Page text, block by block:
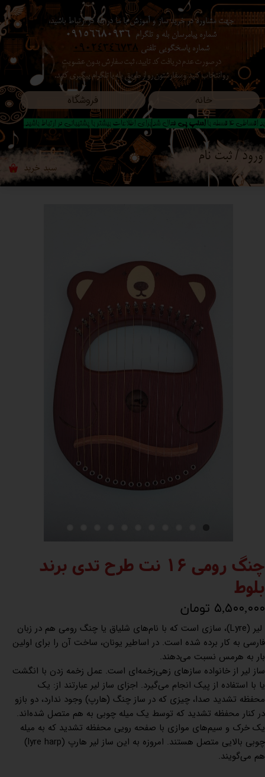
خانه فروشگاه
جهت مشاوره در خرید ساز و آموزش با ما در بله در ارتباط باشید،
شماره پیامرسان بله و تلگرام 09156680936
شماره پاسخگویی تلفنی 09024346738
در صورت عدم دریافت کد تایید ، ثبت سفارش بدون عضویت
رو انتخاب کنید ​​​​​​​ و سفارشتون رو از طریق بله یا تلگرام پیگیری کنید.
۰ سبد خرید
ورود / ثبت نام
حساب کاربری من
تغییر گذر واژه
سفارشات
خروج از حساب کاربری
اقساطی 4 قسطه با اسنپ پی فعال شد|برای اطلاعات بیشتر با پشتیبانی در ارتباط باشید..
چنگ رومی 16 نت طرح تدی برند
بلوط
۵,۵۰۰,۰۰۰ تومان
لیر (Lyre)، سازی است که با نام‌های شلیاق یا چنگ رومی هم در زبان
فارسی به کار برده شده است. در اساطیر یونان، ساخت آن را برای اولین
بار به هرمس نسبت می‌دهند.
ساز لیر از خانواده سازهای زهی‌زخمه‌ای است. عمل زخمه زدن با انگشت
یا با استفاده از پیک انجام می‌گیرد. اجزای ساز لیر عبارتند از: یک
محفظه تشدید صدا، چیزی که در ساز چنگ (هارپ) وجود ندارد، دو بازو
در کنار محفظه تشدید که توسط یک میله چوبی به هم متصل شده‌اند.
یک خرک و سیم‌های موازی با صفحه رویی محفظه تشدید که به میله
چوبی بالایی متصل هستند. امروزه به این ساز لیر هارپ (lyre harp)
هم می‌گویند.